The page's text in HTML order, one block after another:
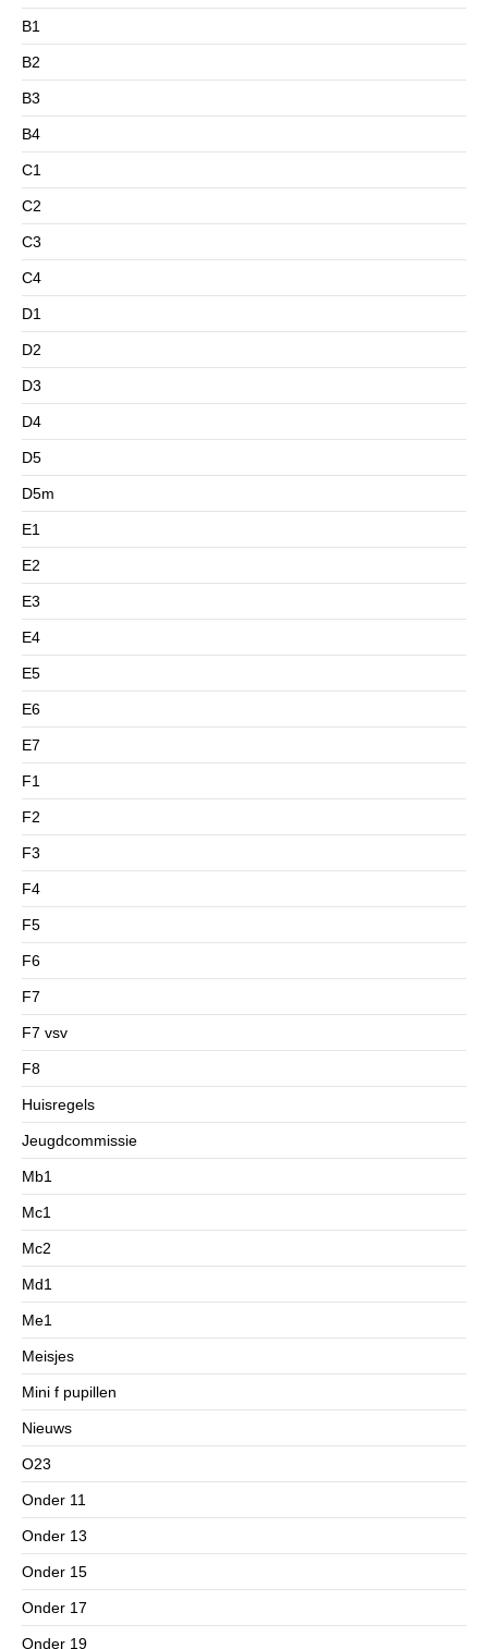
B1
B2
B3
B4
C1
C2
C3
C4
D1
D2
D3
D4
D5
D5m
E1
E2
E3
E4
E5
E6
E7
F1
F2
F3
F4
F5
F6
F7
F7 vsv
F8
Huisregels
Jeugdcommissie
Mb1
Mc1
Mc2
Md1
Me1
Meisjes
Mini f pupillen
Nieuws
O23
Onder 11
Onder 13
Onder 15
Onder 17
Onder 19